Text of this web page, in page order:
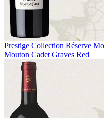
Prestige Collection Réserve
Mouton Cadet Graves Red